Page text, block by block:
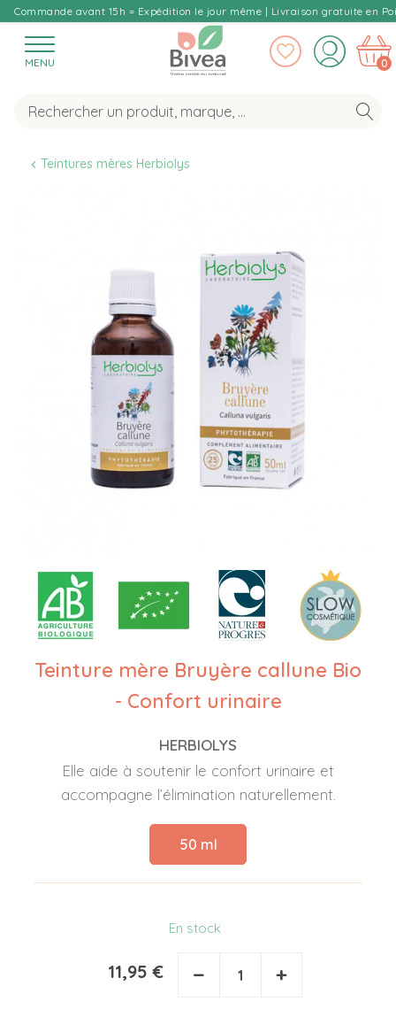
Commande avant 15h = Expédition le jour même | Livraison gratuite en
MENU 0
Teintures mères Herbiolys
Teinture mère Bruyère callune Bio
- Confort urinaire
HERBIOLYS
Elle aide à soutenir le confort urinaire et
accompagne l’élimination naturellement.
50 ml
En stock
11,95 € − +